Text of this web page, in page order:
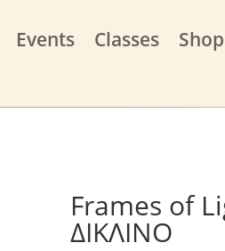
Events Classes Shop
Frames of
ΔΙΚΛΙΝΟ